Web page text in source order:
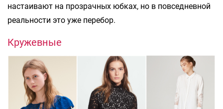
настаивают на прозрачных юбках, но в повседневной
реальности это уже перебор.
Кружевные